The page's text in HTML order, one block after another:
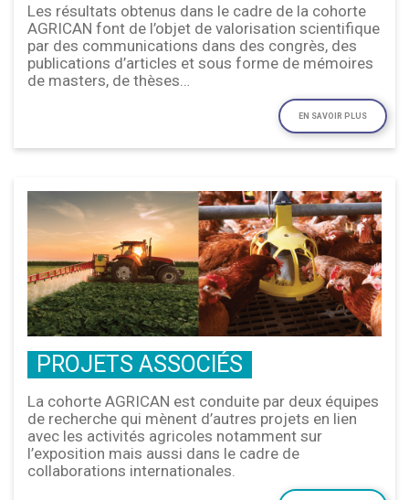
Les résultats obtenus dans le cadre de la cohorte
AGRICAN font de l’objet de valorisation scientifique
par des communications dans des congrès, des
publications d’articles et sous forme de mémoires
de masters, de thèses…
EN SAVOIR PLUS
PROJETS ASSOCIÉS
La cohorte AGRICAN est conduite par deux équipes
de recherche qui mènent d’autres projets en lien
avec les activités agricoles notamment sur
l’exposition mais aussi dans le cadre de
collaborations internationales.